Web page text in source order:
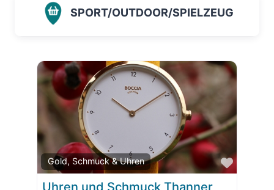
SPORT/OUTDOOR/SPIELZEUG
Gold, Schmuck & Uhren
Favorit
Uhren und Schmuck Thanner